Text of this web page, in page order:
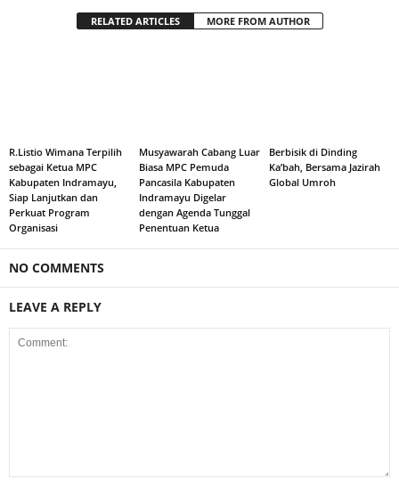
RELATED ARTICLES MORE FROM AUTHOR
R.Listio Wimana Terpilih
sebagai Ketua MPC
Kabupaten Indramayu,
Siap Lanjutkan dan
Perkuat Program
Organisasi
Musyawarah Cabang Luar
Biasa MPC Pemuda
Pancasila Kabupaten
Indramayu Digelar
dengan Agenda Tunggal
Penentuan Ketua
Berbisik di Dinding
Ka’bah, Bersama Jazirah
Global Umroh
NO COMMENTS
LEAVE A REPLY